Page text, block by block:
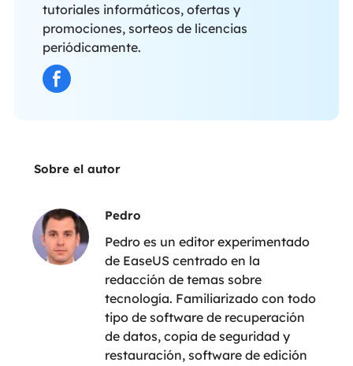
tutoriales informáticos, ofertas y
promociones, sorteos de licencias
periódicamente.
Sobre el autor
Pedro
Pedro es un editor experimentado
de EaseUS centrado en la
redacción de temas sobre
tecnología. Familiarizado con todo
tipo de software de recuperación
de datos, copia de seguridad y
restauración, software de edición